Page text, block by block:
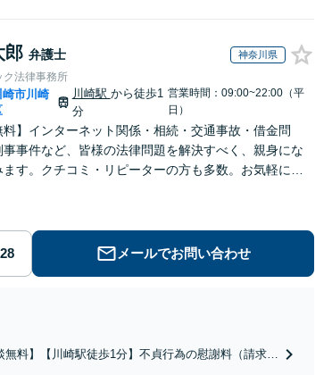
郎 弁護士 神奈川県
ク法律事務所
崎市川崎
川崎駅 から徒歩1
分
営業時間：09:00~22:00（平
日）
料】インターネット関係・相続・交通事故・借金問
事事件など、皆様の法律問題を解決すべく、親身にな
す。クチコミ・リピーターの方も多数。お気軽にお
メールでお問い合わせ
無料】【川崎駅徒歩1分】不貞行為の慰謝料（請求さ